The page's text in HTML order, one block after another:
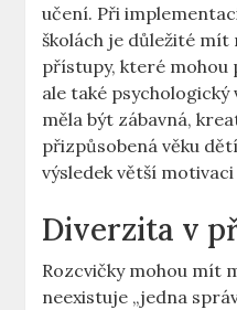
učení. Při
školách je důležité
přístupy, které mohou
ale také psychologický
měla být zábavná,
přizpůsobená věku
výsledek větší
Diverzita v
Rozcvičky mohou mít
neexistuje „jedna